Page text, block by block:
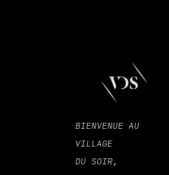
BIENVENUE AU
VILLAGE
DU SOIR,